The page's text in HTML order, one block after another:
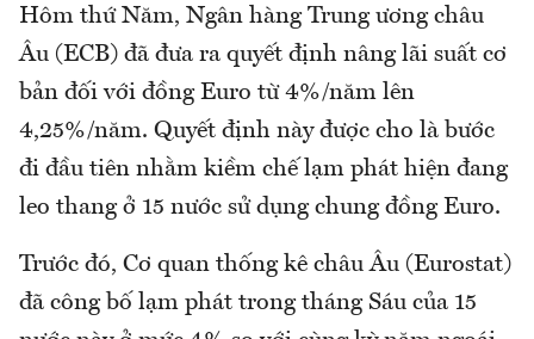
Hôm thứ Năm, Ngân hàng Trung ương châu
Âu (ECB) đã đưa ra quyết định nâng lãi suất cơ
bản đối với đồng Euro từ 4%/năm lên
4,25%/năm. Quyết định này được cho là bước
đi đầu tiên nhằm kiềm chế lạm phát hiện đang
leo thang ở 15 nước sử dụng chung đồng Euro.
Trước đó, Cơ quan thống kê châu Âu (Eurostat)
đã công bố lạm phát trong tháng Sáu của 15